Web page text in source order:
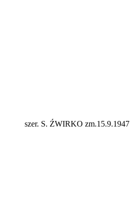
szer. S. ŹWIRKO zm.15.9.1947